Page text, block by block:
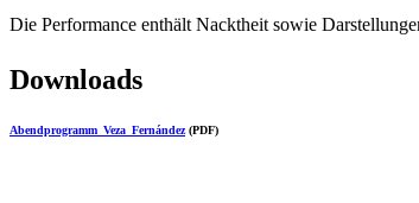
Die Performance enthält Nacktheit sowie
Downloads
Abendprogramm_Veza_Fernández(PDF)